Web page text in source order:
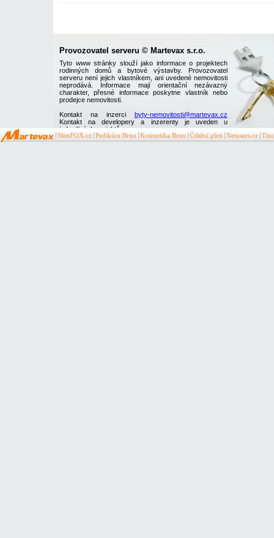
Provozovatel serveru © Martevax s.r.o.
Tyto www stránky slouží jako informace o projektech
rodinných domů a bytové výstavby. Provozovatel
serveru není jejich vlastníkem, ani uvedené nemovitosti
neprodává. Informace mají orientační nezávazný
charakter, přesné informace poskytne vlastník nebo
prodejce nemovitosti.
Kontakt na inzerci byty-nemovitosti@martevax.cz
Kontakt na developery a inzerenty je uveden u
jednotlivých projektů
SlimFOX.cz Pedikúra Brno Kosmetika Brno Čištění pleti Netusers.cz